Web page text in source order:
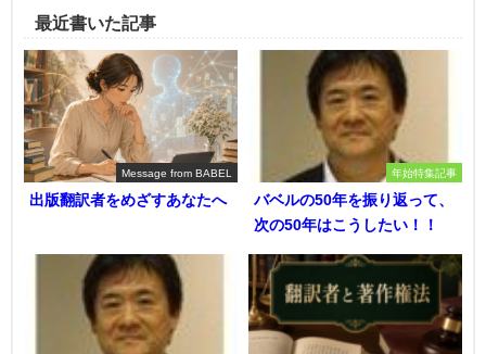
最近書いた記事
Message from BABEL
出版翻訳者をめざすあなたへ
年始特集記事
バベルの50年を振り返って、
次の50年はこうしたい！！